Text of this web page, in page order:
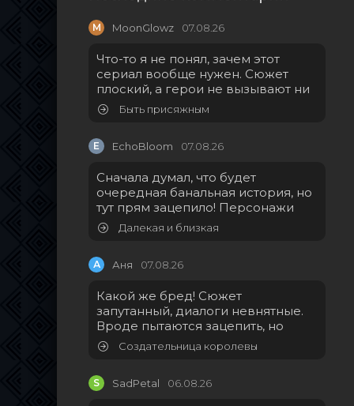
M MoonGlowz 07.08.26
Что-то я не понял, зачем этот
сериал вообще нужен. Сюжет
плоский, а герои не вызывают ни
Быть присяжным
E EchoBloom 07.08.26
Сначала думал, что будет
очередная банальная история, но
тут прям зацепило! Персонажи
Далекая и близкая
А Аня 07.08.26
Какой же бред! Сюжет
запутанный, диалоги невнятные.
Вроде пытаются зацепить, но
Создательница королевы
S SadPetal 06.08.26